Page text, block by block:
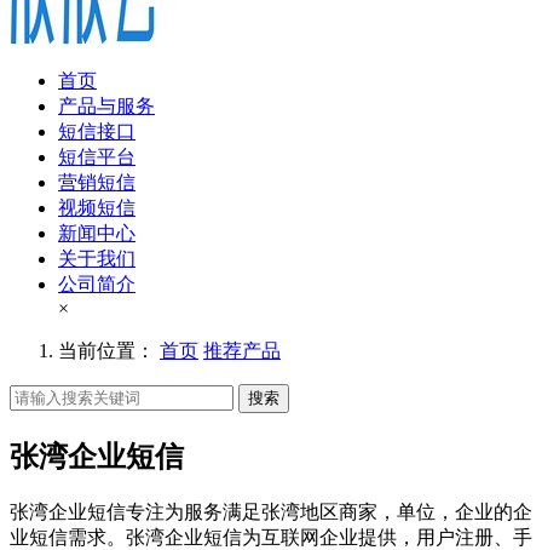
首页
产品与服务
短信接口
短信平台
营销短信
视频短信
新闻中心
关于我们
公司简介
×
当前位置： 首页 推荐产品
搜索
张湾企业短信
张湾企业短信专注为服务满足张湾地区商家，单位，企业的企
业短信需求。张湾企业短信为互联网企业提供，用户注册、手